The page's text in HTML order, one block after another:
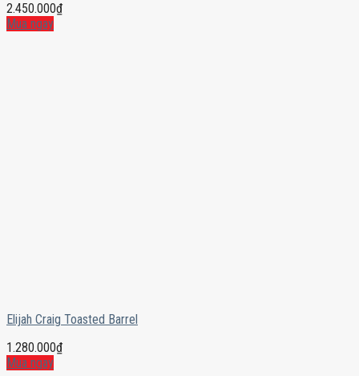
2.450.000₫
Mua ngay
Elijah Craig Toasted Barrel
1.280.000₫
Mua ngay